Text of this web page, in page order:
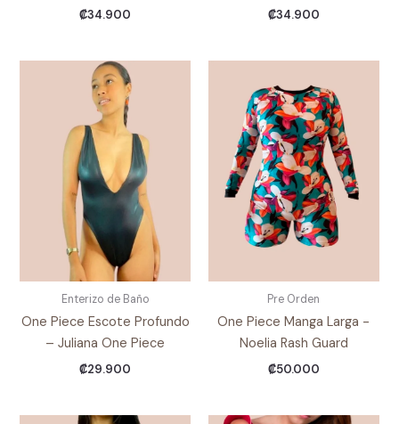
₡34.900 ₡34.900
Enterizo de Baño
One Piece Escote Profundo
– Juliana One Piece
₡29.900
Pre Orden
One Piece Manga Larga -
Noelia Rash Guard
₡50.000